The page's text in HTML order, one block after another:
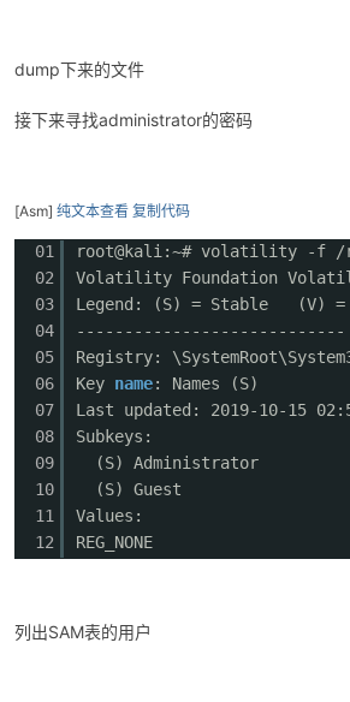
dump下来的文件
接下来寻找administrator的密码
[Asm] 纯文本查看 复制代码
01
02
03
04
05
06
07
08
09
10
11
12
root@kali:~# volatility -f /
Volatility Foundation
Legend: (S) = Stable (V)
----------------------------
Registry:
Key name: Names (S)
Last updated: 2019-10-15
Subkeys:
(S) Administrator
(S) Guest
Values:
REG_NONE :
列出SAM表的用户